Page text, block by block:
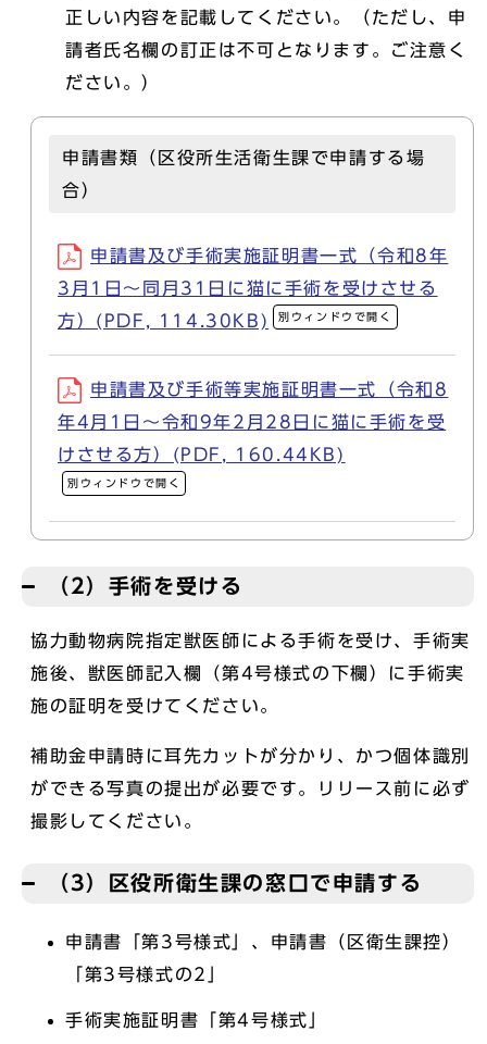
正しい内容を記載してください。（ただし、申
請者氏名欄の訂正は不可となります。ご注意く
ださい。）
申請書類（区役所生活衛生課で申請する場
合）
申請書及び手術実施証明書一式（令和8年
3月1日～同月31日に猫に手術を受けさせる
方）(PDF, 114.30KB)
別ウィンドウで開く
申請書及び手術等実施証明書一式（令和8
年4月1日～令和9年2月28日に猫に手術を受
けさせる方）(PDF, 160.44KB)
別ウィンドウで開く
（2）手術を受ける
協力動物病院指定獣医師による手術を受け、手術実
施後、獣医師記入欄（第4号様式の下欄）に手術実
施の証明を受けてください。
補助金申請時に耳先カットが分かり、かつ個体識別
ができる写真の提出が必要です。リリース前に必ず
撮影してください。
（3）区役所衛生課の窓口で申請する
申請書「第3号様式」、申請書（区衛生課控）
「第3号様式の2」
手術実施証明書「第4号様式」